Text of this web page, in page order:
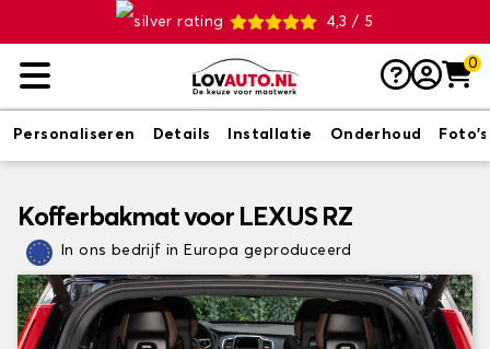
4,3 / 5
0
Personaliseren Details Installatie Onderhoud Foto's
Kofferbakmat voor LEXUS RZ
In ons bedrijf in Europa geproduceerd